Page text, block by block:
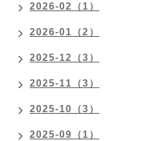
2026-02（1）
2026-01（2）
2025-12（3）
2025-11（3）
2025-10（3）
2025-09（1）